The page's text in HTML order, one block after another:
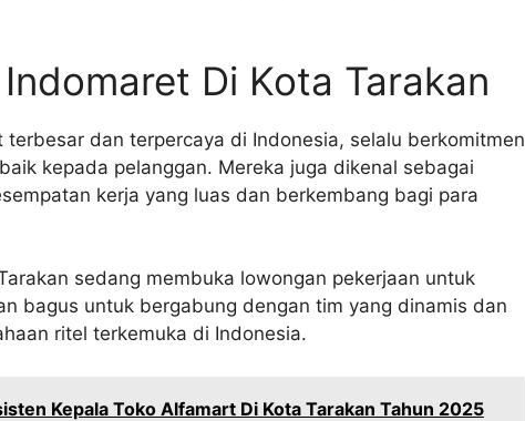
Di Kota Tarakan
dan terpercaya di Indonesia, selalu berkomitmen
kepada pelanggan. Mereka juga dikenal sebagai
kerja yang luas dan berkembang bagi para
sedang membuka lowongan pekerjaan untuk
bagus untuk bergabung dengan tim yang dinamis dan
ritel terkemuka di Indonesia.
Kepala Toko Alfamart Di Kota Tarakan Tahun 2025